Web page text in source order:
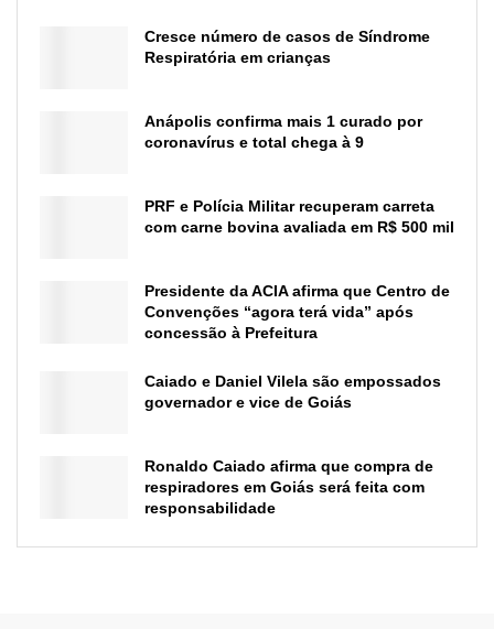
Cresce número de casos de Síndrome
Respiratória em crianças
Anápolis confirma mais 1 curado por
coronavírus e total chega à 9
PRF e Polícia Militar recuperam carreta
com carne bovina avaliada em R$ 500 mil
Presidente da ACIA afirma que Centro de
Convenções “agora terá vida” após
concessão à Prefeitura
Caiado e Daniel Vilela são empossados
governador e vice de Goiás
Ronaldo Caiado afirma que compra de
respiradores em Goiás será feita com
responsabilidade